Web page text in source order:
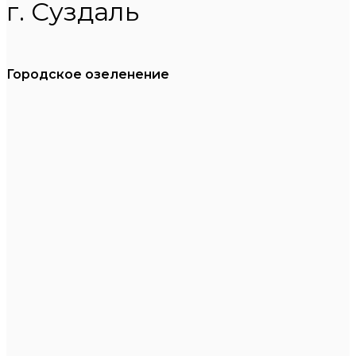
г. Суздаль
Городское озеленение